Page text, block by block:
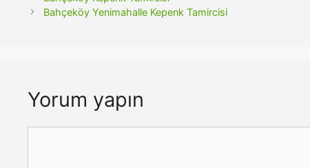
Bahçeköy Yenimahalle Kepenk Tamircisi
Yorum yapın